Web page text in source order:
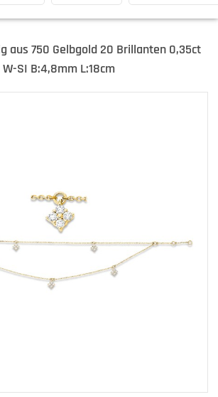
aus 750 Gelbgold 20 Brillanten 0,35ct
W-SI B:4,8mm L:18cm